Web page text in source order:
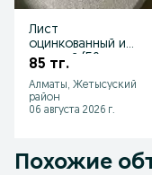
Лист
оцинкованный и
цветной (50
до 3 м, цена
выгодная!
85 тг.
Алматы, Жетысуский
район
06 августа 2026 г.
Похожие